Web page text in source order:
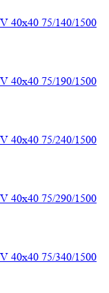
40х40 75/140/1500
40х40 75/190/1500
40х40 75/240/1500
40х40 75/290/1500
40х40 75/340/1500